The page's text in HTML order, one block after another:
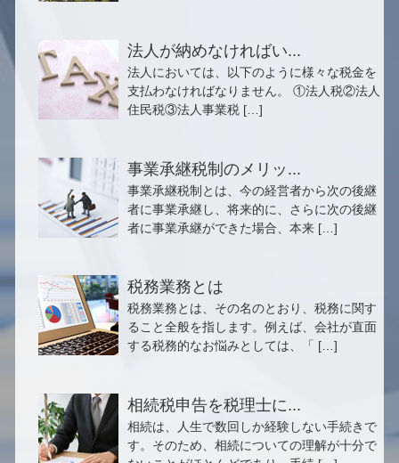
法人が納めなければい...
法人においては、以下のように様々な税金を
支払わなければなりません。 ①法人税②法人
住民税③法人事業税 […]
事業承継税制のメリッ...
事業承継税制とは、今の経営者から次の後継
者に事業承継し、将来的に、さらに次の後継
者に事業承継ができた場合、本来 […]
税務業務とは
税務業務とは、その名のとおり、税務に関す
ること全般を指します。例えば、会社が直面
する税務的なお悩みとしては、「 […]
相続税申告を税理士に...
相続は、人生で数回しか経験しない手続きで
す。そのため、相続についての理解が十分で